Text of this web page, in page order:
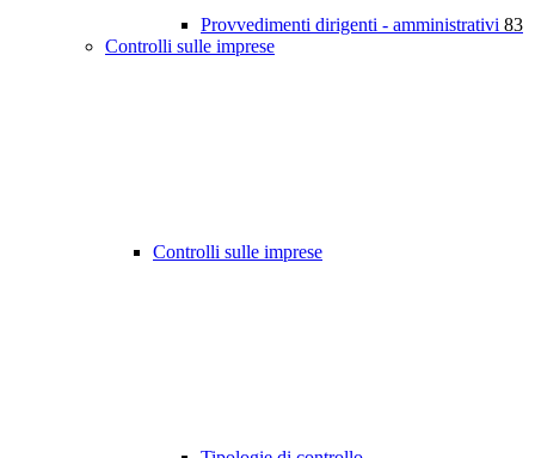
Provvedimenti dirigenti - amministrativi 83
Controlli sulle imprese
Controlli sulle imprese